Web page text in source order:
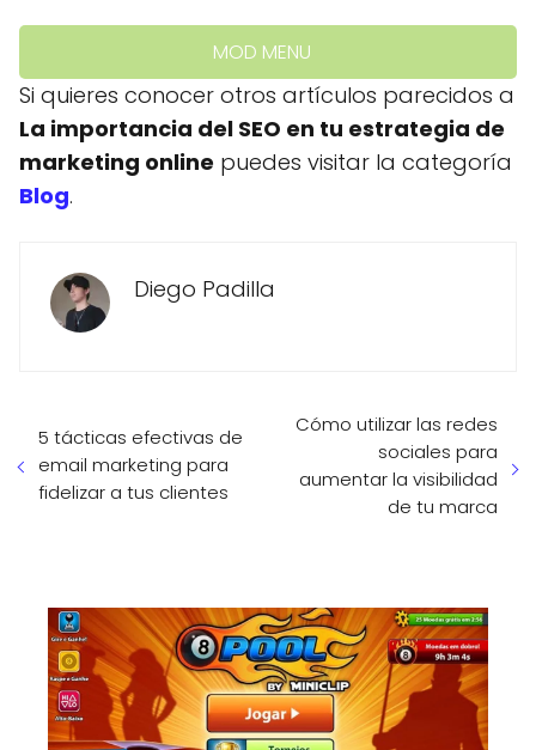
MOD MENU
Si quieres conocer otros artículos parecidos a
La importancia del SEO en tu estrategia de
marketing online puedes visitar la categoría
Blog.
Diego Padilla
5 tácticas efectivas de
email marketing para
fidelizar a tus clientes
Cómo utilizar las redes
sociales para
aumentar la visibilidad
de tu marca